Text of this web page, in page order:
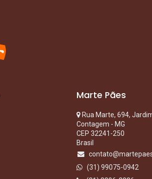
Marte Pães
Rua Marte, 694,
Contagem - MG
CEP 32241-250
Brasil
(31) 99075-0942